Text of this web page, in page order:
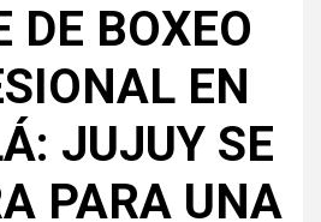
DE BOXEO
EN
JUJUY SE
PARA UNA